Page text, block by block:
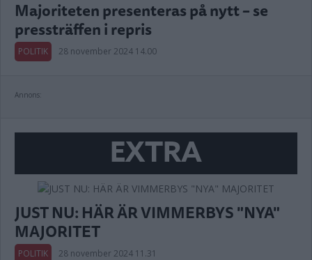
Majoriteten presenteras på nytt – se
pressträffen i repris
POLITIK 28 november 2024 14.00
Annons:
EXTRA
JUST NU: HÄR ÄR VIMMERBYS "NYA"
MAJORITET
POLITIK 28 november 2024 11.31